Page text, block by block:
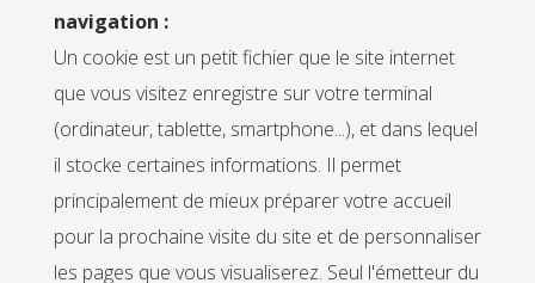
navigation :
Un cookie est un petit fichier que le site internet
que vous visitez enregistre sur votre terminal
(ordinateur, tablette, smartphone...), et dans lequel
il stocke certaines informations. Il permet
principalement de mieux préparer votre accueil
pour la prochaine visite du site et de personnaliser
les pages que vous visualiserez. Seul l'émetteur du